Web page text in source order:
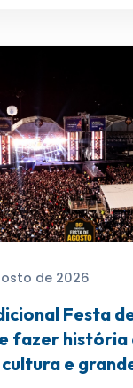
de 2026
Festa
fazer história
e